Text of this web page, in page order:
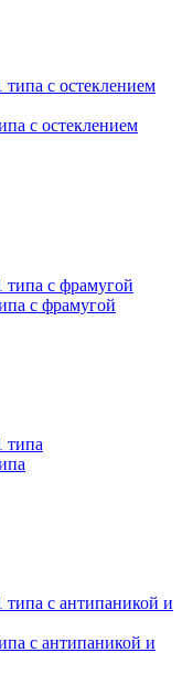
с остеклением
с фрамугой
с антипаникой и